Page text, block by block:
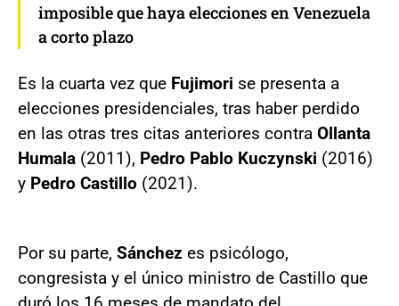
imposible que haya elecciones en Venezuela
a corto plazo
Es la cuarta vez que Fujimori se presenta a
elecciones presidenciales, tras haber perdido
en las otras tres citas anteriores contra Ollanta
Humala (2011), Pedro Pablo Kuczynski (2016)
y Pedro Castillo (2021).
Por su parte, Sánchez es psicólogo,
congresista y el único ministro de Castillo que